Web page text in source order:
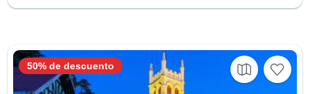
50% de descuento